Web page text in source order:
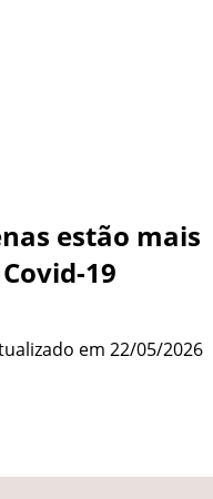
estão mais
19
em 22/05/2026